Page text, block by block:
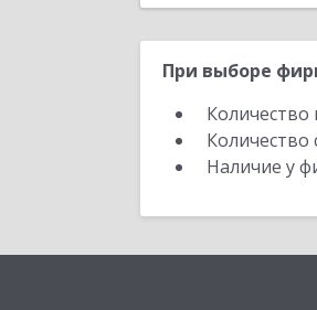
При выборе
Наличие у